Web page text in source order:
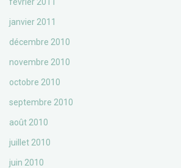
janvier 2011
décembre 2010
novembre 2010
octobre 2010
septembre 2010
août 2010
juillet 2010
juin 2010